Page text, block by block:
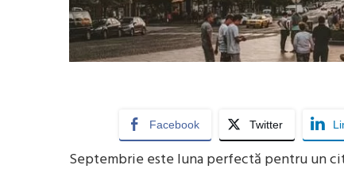
Facebook Twitter
Septembrie este luna perfectă pentru un